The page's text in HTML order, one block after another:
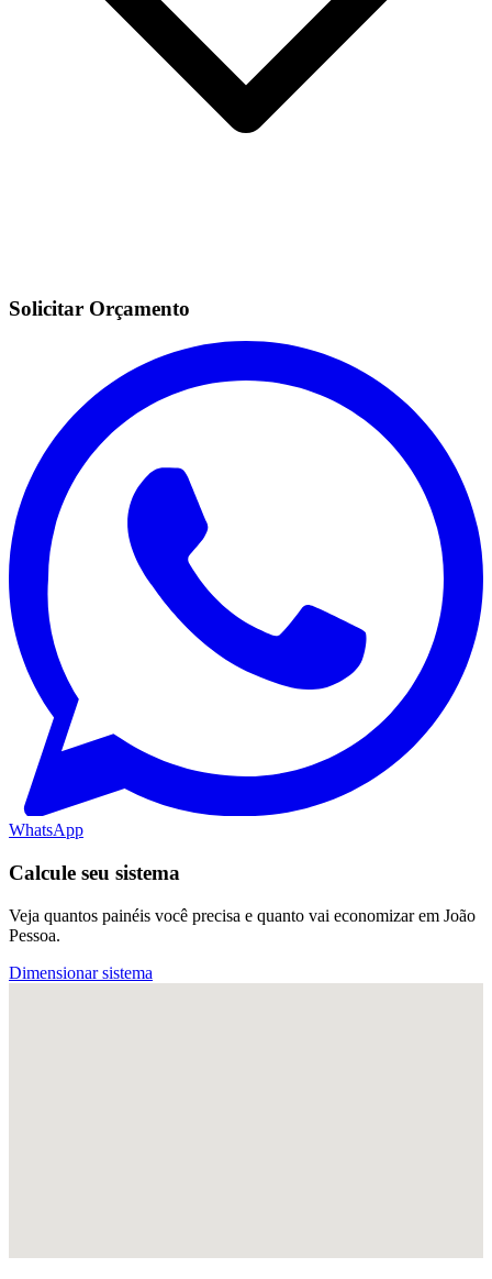
Solicitar Orçamento
WhatsApp
Calcule seu sistema
Veja quantos painéis você precisa e quanto vai economizar em João
Pessoa.
Dimensionar sistema